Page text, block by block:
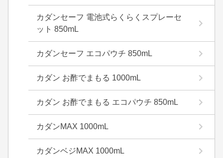
カダンセーフ 電池式らくらくスプレーセ
ット 850mL
カダンセーフ エコパウチ 850mL
カダン お酢でまもる 1000mL
カダン お酢でまもる エコパウチ 850mL
カダンMAX 1000mL
カダンベジMAX 1000mL